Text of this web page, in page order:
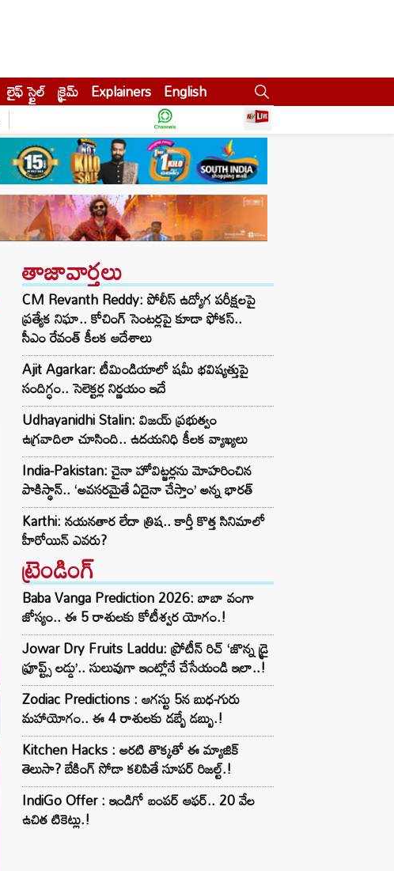
లైఫ్ స్టైల్ క్రైమ్ Explainers English
తాజావార్తలు
CM Revanth Reddy: పోలీస్ ఉద్యోగ పరీక్షలపై
ప్రత్యేక నిఘా.. కోచింగ్ సెంటర్లపై కూడా ఫోకస్..
సీఎం రేవంత్ కీలక ఆదేశాలు
Ajit Agarkar: టీమిండియాలో షమీ భవిష్యత్తుపై
సందిగ్ధం.. సెలెక్టర్ల నిర్ణయం ఇదే
Udhayanidhi Stalin: విజయ్ ప్రభుత్వం
ఉగ్రవాదిలా చూసింది.. ఉదయనిధి కీలక వ్యాఖ్యలు
India-Pakistan: చైనా హోవిట్జర్లను మోహరించిన
పాకిస్థాన్.. ‘అవసరమైతే ఏదైనా చేస్తాం’ అన్న భారత్
Karthi: నయనతార లేదా త్రిష.. కార్తీ కొత్త సినిమాలో
హీరోయిన్ ఎవరు?
ట్రెండింగ్‌
Baba Vanga Prediction 2026: బాబా వంగా
జోస్యం.. ఈ 5 రాశులకు కోటీశ్వర యోగం.!
Jowar Dry Fruits Laddu: ప్రోటీన్ రిచ్ ‘జొన్న డ్రై
ఫ్రూప్ట్స్ లడ్డు’.. సులువుగా ఇంట్లోనే చేసేయండి ఇలా..!
Zodiac Predictions : ఆగస్టు 5న బుధ-గురు
మహాయోగం.. ఈ 4 రాశులకు డబ్బే డబ్బు.!
Kitchen Hacks : అరటి తొక్కతో ఈ మ్యాజిక్
తెలుసా? బేకింగ్ సోడా కలిపితే సూపర్ రిజల్ట్.!
IndiGo Offer : ఇండిగో బంపర్ ఆఫర్.. 20 వేల
ఉచిత టికెట్లు.!